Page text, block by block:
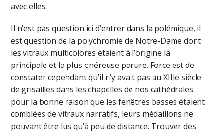
avec elles.
Il n’est pas question ici d’entrer dans la polémique, il
est question de la polychromie de Notre-Dame dont
les vitraux multicolores étaient à l’origine la
principale et la plus onéreuse parure. Force est de
constater cependant qu’il n’y avait pas au XIIIe siècle
de grisailles dans les chapelles de nos cathédrales
pour la bonne raison que les fenêtres basses étaient
comblées de vitraux narratifs, leurs médaillons ne
pouvant être lus qu’à peu de distance. Trouver des